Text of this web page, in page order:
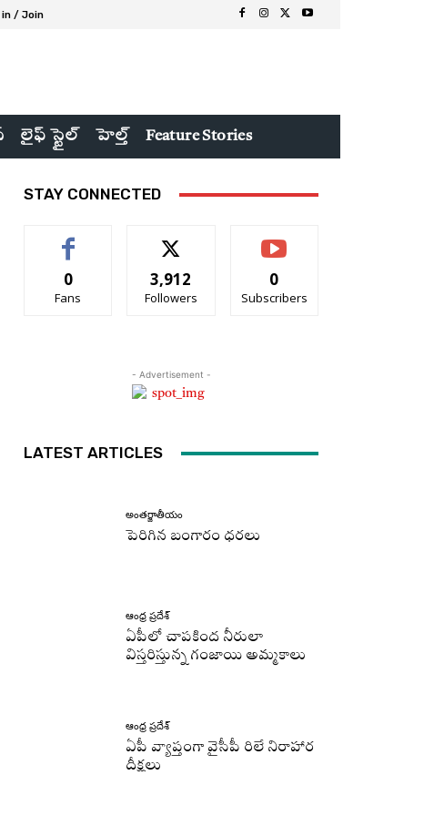
in / Join
లైఫ్ స్టైల్ హెల్త్ Feature Stories
STAY CONNECTED
0
Fans
3,912
Followers
0
Subscribers
- Advertisement -
LATEST ARTICLES
అంతర్జాతీయం
పెరిగిన బంగారం ధరలు
ఆంధ్ర ప్రదేశ్
ఏపీలో చాపకింద నీరులా
విస్తరిస్తున్న గంజాయి అమ్మకాలు
ఆంధ్ర ప్రదేశ్
ఏపీ వ్యాప్తంగా వైసీపీ రిలే నిరాహార
దీక్షలు